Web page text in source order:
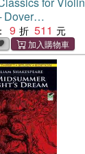
Dover
Edition
9 511